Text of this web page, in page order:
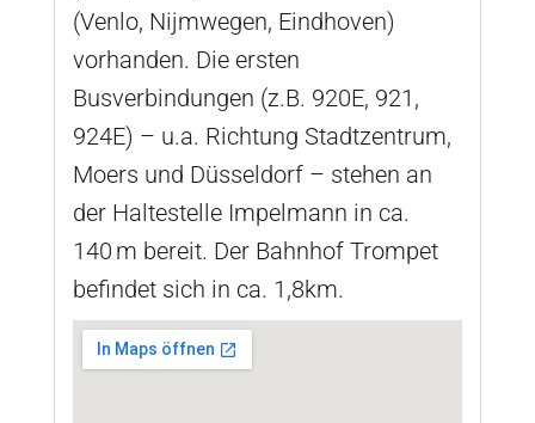
(Venlo, Nijmwegen, Eindhoven)
vorhanden. Die ersten
Busverbindungen (z.B. 920E, 921,
924E) – u.a. Richtung Stadtzentrum,
Moers und Düsseldorf – stehen an
der Haltestelle Impelmann in ca.
140 m bereit. Der Bahnhof Trompet
befindet sich in ca. 1,8km.